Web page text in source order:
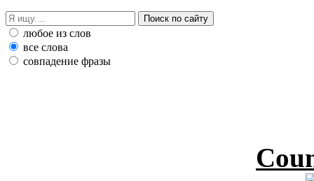
любое из слов
все слова
совпадение фразы